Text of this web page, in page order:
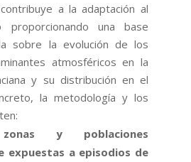
a la adaptación al
proporcionando una base
sobre la evolución de los
atmosféricos en la
y su distribución en el
la metodología y los
y poblaciones
expuestas a episodios de